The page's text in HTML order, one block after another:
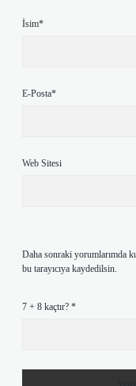
İsim*
E-Posta*
Web Sitesi
Daha sonraki yorumlarımda
bu tarayıcıya kaydedilsin.
7 + 8 kaçtır? *